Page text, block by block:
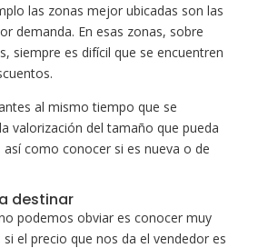
las zonas mejor ubicadas son las
demanda. En esas zonas, sobre
siempre es difícil que se encuentren
al mismo tiempo que se
valorización del tamaño que pueda
así como conocer si es nueva o de
destinar
podemos obviar es conocer muy
el precio que nos da el vendedor es